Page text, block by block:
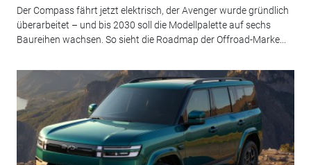
Der Compass fährt jetzt elektrisch, der Avenger wurde gründlich
überarbeitet – und bis 2030 soll die Modellpalette auf sechs
Baureihen wachsen. So sieht die Roadmap der Offroad-Marke...